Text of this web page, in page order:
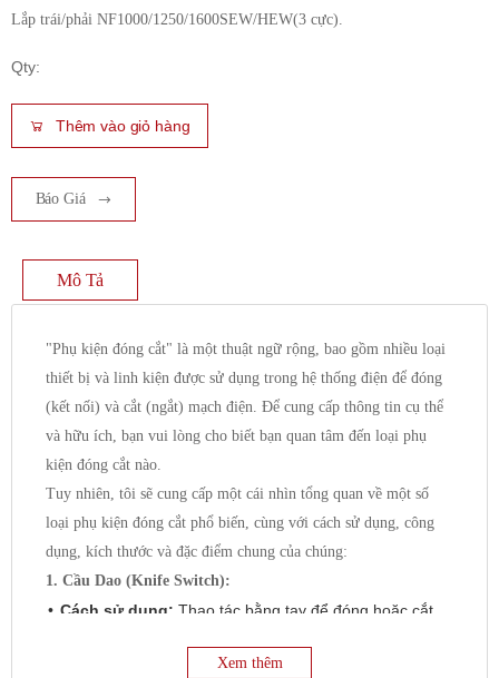
Lắp trái/phải NF1000/1250/1600SEW/HEW(3 cực).
Qty:
Thêm vào giỏ hàng
Báo Giá
Mô Tả
"Phụ kiện đóng cắt" là một thuật ngữ rộng, bao gồm nhiều loại
thiết bị và linh kiện được sử dụng trong hệ thống điện để đóng
(kết nối) và cắt (ngắt) mạch điện. Để cung cấp thông tin cụ thể
và hữu ích, bạn vui lòng cho biết bạn quan tâm đến loại phụ
kiện đóng cắt nào.
Tuy nhiên, tôi sẽ cung cấp một cái nhìn tổng quan về một số
loại phụ kiện đóng cắt phổ biến, cùng với cách sử dụng, công
dụng, kích thước và đặc điểm chung của chúng:
1. Cầu Dao (Knife Switch):
Cách sử dụng: Thao tác bằng tay để đóng hoặc cắt
khỏi các tiếp điểm tĩnh.Xem thêm